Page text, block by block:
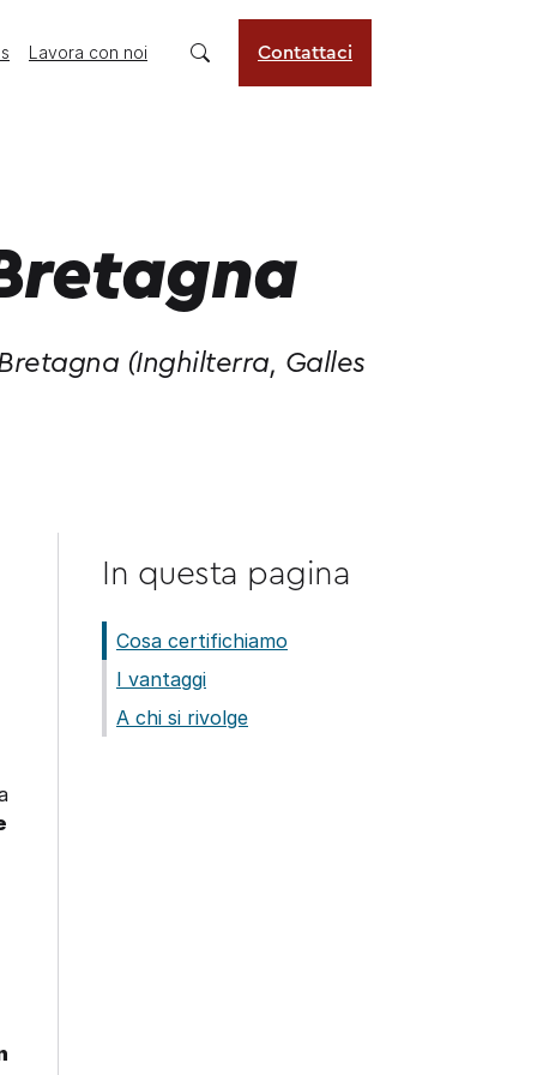
Lavora con noi Contattaci
(Inghilterra, Galles
In questa pagina
Cosa certifichiamo
I vantaggi
A chi si rivolge